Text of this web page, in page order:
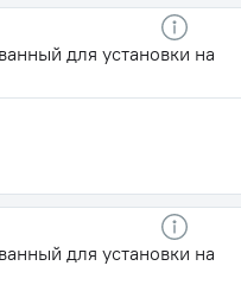
для установки на
для установки на